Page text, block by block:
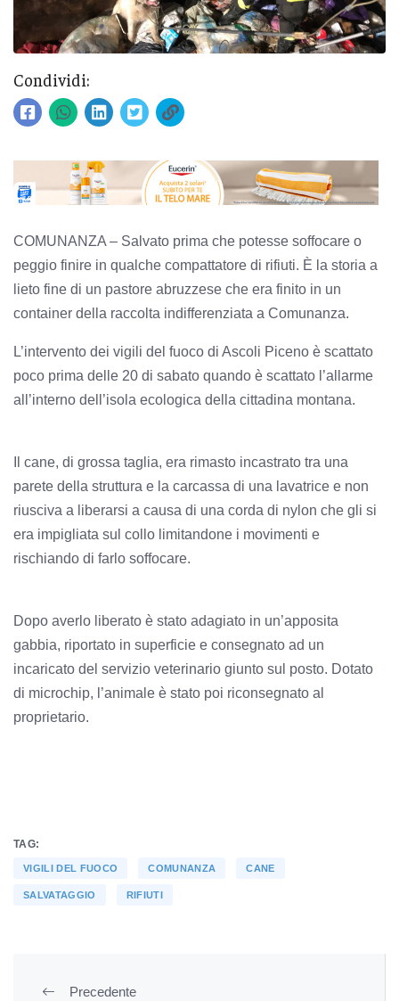
Condividi:
COMUNANZA – Salvato prima che potesse soffocare o
peggio finire in qualche compattatore di rifiuti. È la storia a
lieto fine di un pastore abruzzese che era finito in un
container della raccolta indifferenziata a Comunanza.
L’intervento dei vigili del fuoco di Ascoli Piceno è scattato
poco prima delle 20 di sabato quando è scattato l’allarme
all’interno dell’isola ecologica della cittadina montana.
Il cane, di grossa taglia, era rimasto incastrato tra una
parete della struttura e la carcassa di una lavatrice e non
riusciva a liberarsi a causa di una corda di nylon che gli si
era impigliata sul collo limitandone i movimenti e
rischiando di farlo soffocare.
Dopo averlo liberato è stato adagiato in un’apposita
gabbia, riportato in superficie e consegnato ad un
incaricato del servizio veterinario giunto sul posto. Dotato
di microchip, l’animale è stato poi riconsegnato al
proprietario.
TAG:
VIGILI DEL FUOCO COMUNANZA CANE
SALVATAGGIO RIFIUTI
Precedente